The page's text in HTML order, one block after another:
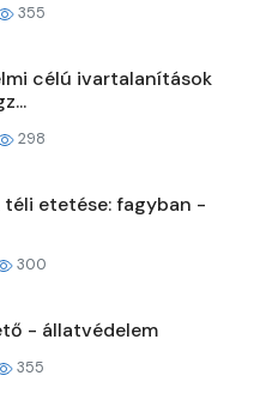
355
célú ivartalanítások
298
téli etetése: fagyban -
300
- állatvédelem
355